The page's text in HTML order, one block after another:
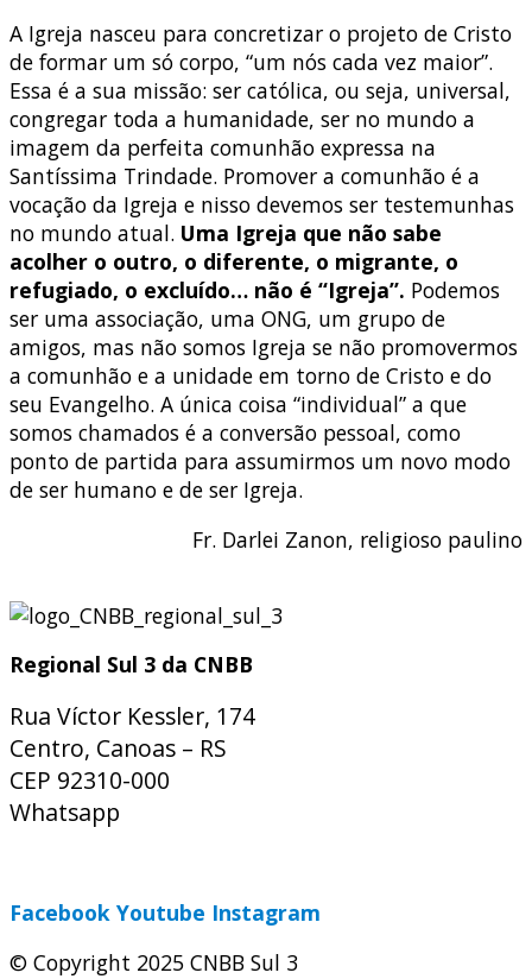
A Igreja nasceu para concretizar o projeto de Cristo
de formar um só corpo, “um nós cada vez maior”.
Essa é a sua missão: ser católica, ou seja, universal,
congregar toda a humanidade, ser no mundo a
imagem da perfeita comunhão expressa na
Santíssima Trindade. Promover a comunhão é a
vocação da Igreja e nisso devemos ser testemunhas
no mundo atual. Uma Igreja que não sabe
acolher o outro, o diferente, o migrante, o
refugiado, o excluído… não é “Igreja”. Podemos
ser uma associação, uma ONG, um grupo de
amigos, mas não somos Igreja se não promovermos
a comunhão e a unidade em torno de Cristo e do
seu Evangelho. A única coisa “individual” a que
somos chamados é a conversão pessoal, como
ponto de partida para assumirmos um novo modo
de ser humano e de ser Igreja.
Fr. Darlei Zanon, religioso paulino
Regional Sul 3 da CNBB
Rua Víctor Kessler, 174
Centro, Canoas – RS
CEP 92310-000
Whatsapp
Facebook Youtube Instagram
© Copyright 2025 CNBB Sul 3